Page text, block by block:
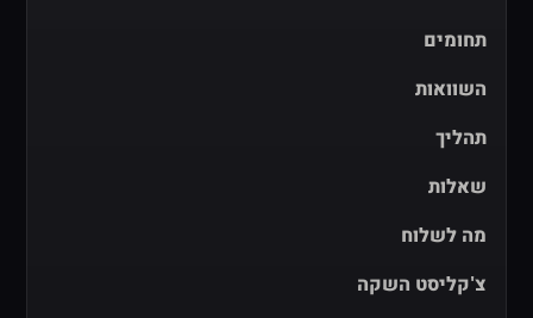
תחומים
השוואות
תהליך
שאלות
מה לשלוח
צ'קליסט השקה